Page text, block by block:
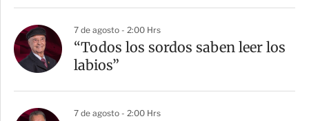
7 de agosto - 2:00 Hrs
“Todos los sordos saben leer los
labios”
7 de agosto - 2:00 Hrs